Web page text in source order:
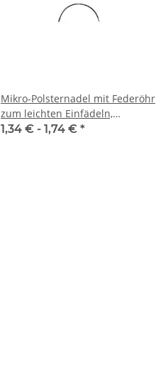
Mikro-Polsternadel mit Federöhr
zum leichten Einfädeln,
Edelstahl
1,34 € - 1,74 € *